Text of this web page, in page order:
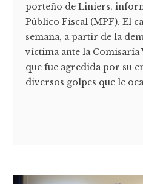
porteño de Liniers,
Público Fiscal (MPF). El
semana, a partir de la
víctima ante la Comisaría
que fue agredida por su
diversos golpes que le